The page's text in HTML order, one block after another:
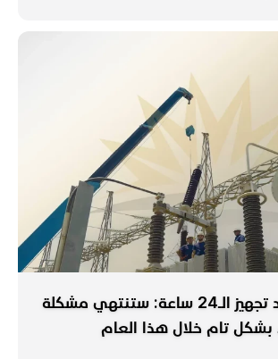
كوردستان بعد تجهيز الـ24 ساعة: ستنتهي مشكلة
بشكل تام خلال هذا العام